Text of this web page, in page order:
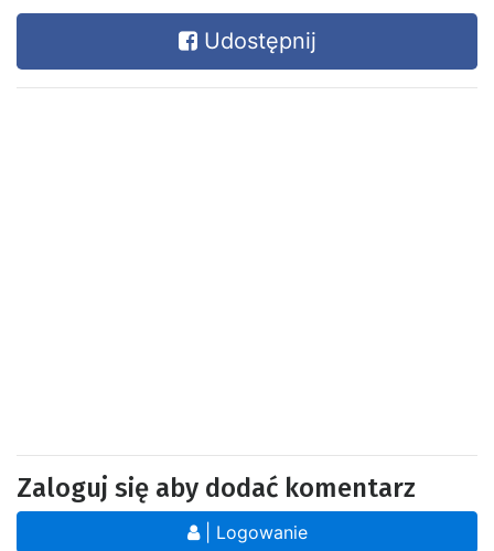
Udostępnij
Zaloguj się aby dodać komentarz
| Logowanie